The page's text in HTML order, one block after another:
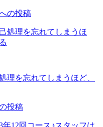
の投稿
理を忘れてしまうほど、
投稿